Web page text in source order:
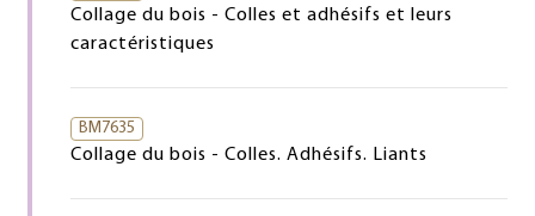
Collage du bois - Colles et adhésifs et leurs
caractéristiques
BM7635
Collage du bois - Colles. Adhésifs. Liants